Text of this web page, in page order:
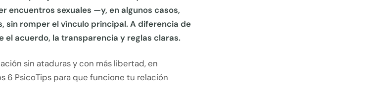
encuentros sexuales —y, en algunos casos,
sin romper el vínculo principal. A diferencia de
el acuerdo, la transparencia y reglas claras.
sin ataduras y con más libertad, en
6 PsicoTips para que funcione tu relación